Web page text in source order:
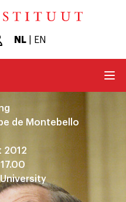
NL| EN
de Montebello
2012